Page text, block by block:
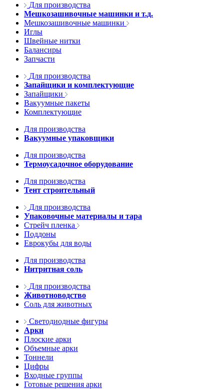
Для производства
Мешкозашивочные машинки и т.д.
Мешкозашивочные машинки
Иглы
Швейные нитки
Балансиры
Запчасти
Для производства
Запайщики и комплектующие
Запайщики
Вакуумные пакеты
Комплектующие
Для производства
Вакуумные упаковщики
Для производства
Термоусадочное оборудование
Для производства
Тент строительный
Для производства
Упаковочные материалы и тара
Стрейч пленка
Поддоны
Еврокубы для воды
Для производства
Нитритная соль
Для производства
Животноводство
Соль для животных
Светодиодные фигуры
Арки
Плоские арки
Объемные арки
Тоннели
Цифры
Входные группы
Готовые решения арки